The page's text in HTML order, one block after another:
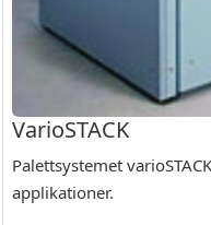
VarioSTACK
Palettsystemet
applikationer.